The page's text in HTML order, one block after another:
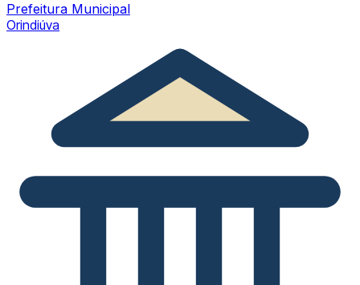
Prefeitura Municipal
Orindiúva